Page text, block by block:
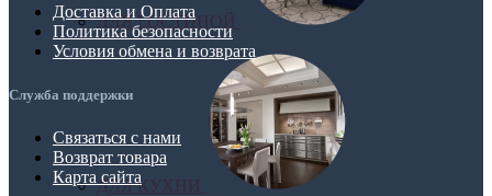
ДЛЯ ГОСТИНОЙ
ДЛЯ КУХНИ
Доставка и Оплата
Политика безопасности
Условия обмена и возврата
Служба поддержки
Связаться с нами
Возврат товара
Карта сайта